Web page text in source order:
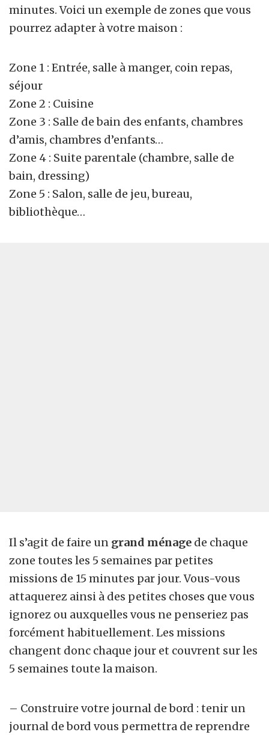
minutes. Voici un exemple de zones que vous
pourrez adapter à votre maison :
Zone 1 : Entrée, salle à manger, coin repas,
séjour
Zone 2 : Cuisine
Zone 3 : Salle de bain des enfants, chambres
d’amis, chambres d’enfants…
Zone 4 : Suite parentale (chambre, salle de
bain, dressing)
Zone 5 : Salon, salle de jeu, bureau,
bibliothèque…
Il s’agit de faire un grand ménage de chaque
zone toutes les 5 semaines par petites
missions de 15 minutes par jour. Vous-vous
attaquerez ainsi à des petites choses que vous
ignorez ou auxquelles vous ne penseriez pas
forcément habituellement. Les missions
changent donc chaque jour et couvrent sur les
5 semaines toute la maison.
– Construire votre journal de bord : tenir un
journal de bord vous permettra de reprendre